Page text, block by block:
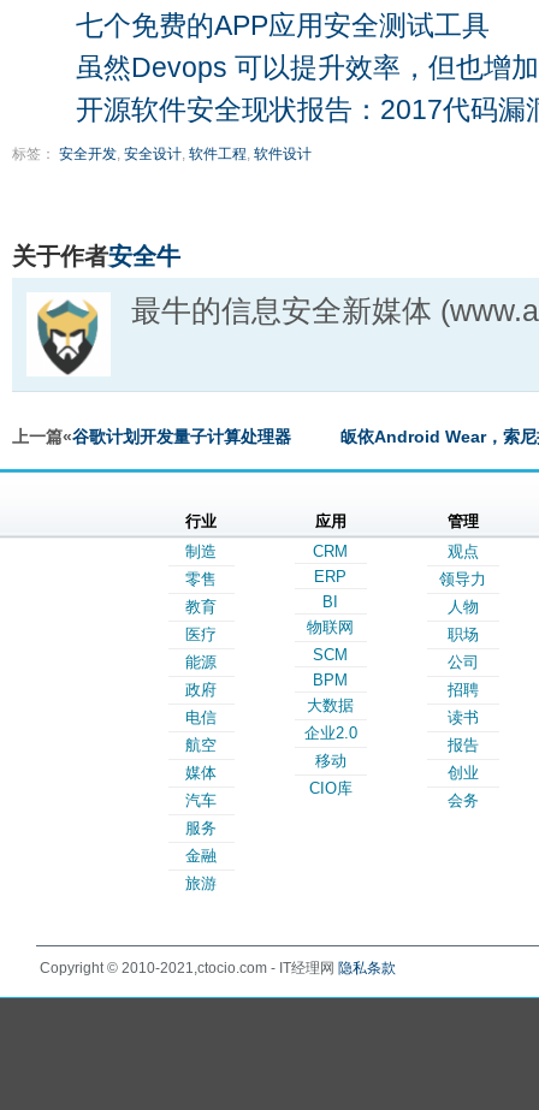
七个免费的APP应用安全测试工具
虽然Devops 可以提升效率，但也增
开源软件安全现状报告：2017代码漏
标签： 安全开发, 安全设计, 软件工程, 软件设计
关于作者安全牛
最牛的信息安全新媒体
上一篇«谷歌计划开发量子计算处理器 皈依Android Wear，索
行业
制造
零售
教育
医疗
能源
政府
电信
航空
媒体
汽车
服务
金融
旅游
应用
CRM
ERP
BI
物联网
SCM
BPM
大数据
企业2.0
移动
CIO库
管理
观点
领导力
人物
职场
公司
招聘
读书
报告
创业
会务
Copyright © 2010-2021,ctocio.com - IT经理网 隐私条款